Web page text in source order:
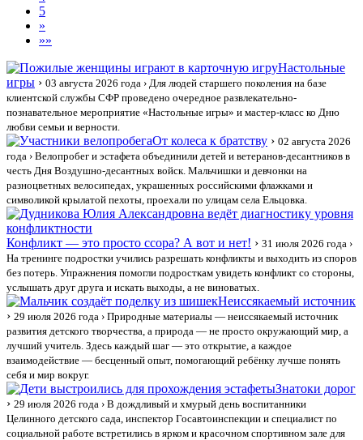
5
»
»»
Настольные
игры › 03 августа 2026 года › Для людей старшего поколения на базе
клиентской службы СФР проведено очередное развлекательно-
познавательное мероприятие «Настольные игры» и мастер-класс ко Дню
любви семьи и верности.
От колеса к братству › 02 августа 2026
года › Велопробег и эстафета объединили детей и ветеранов-десантников в
честь Дня Воздушно-десантных войск. Мальчишки и девчонки на
разноцветных велосипедах, украшенных российскими флажками и
символикой крылатой пехоты, проехали по улицам села Ельцовка.
Конфликт — это просто ссора? А вот и нет! › 31 июля 2026 года ›
На тренинге подростки учились разрешать конфликты и выходить из споров
без потерь. Упражнения помогли подросткам увидеть конфликт со стороны,
услышать друг друга и искать выходы, а не виноватых.
Неиссякаемый источник
› 29 июля 2026 года › Природные материалы — неиссякаемый источник
развития детского творчества, а природа — не просто окружающий мир, а
лучший учитель. Здесь каждый шаг — это открытие, а каждое
взаимодействие — бесценный опыт, помогающий ребёнку лучше понять
себя и мир вокруг.
Знатоки дорог
› 29 июля 2026 года › В дождливый и хмурый день воспитанники
Целинного детского сада, инспектор Госавтоинспекции и специалист по
социальной работе встретились в ярком и красочном спортивном зале для